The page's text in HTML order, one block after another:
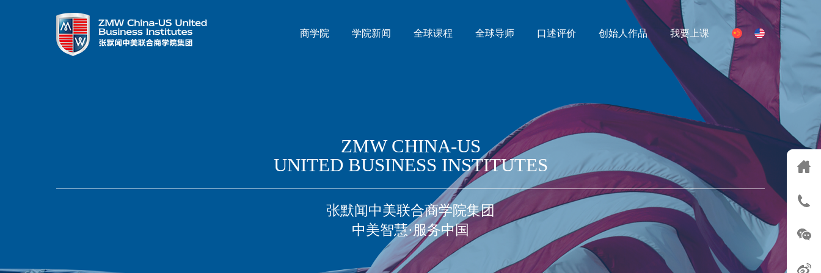
商学院 学院新闻 全球课程 全球导师 口述评价 创始人作品 我要上课
ZMW CHINA-US
UNITED BUSINESS INSTITUTES
张默闻中美联合商学院集团
中美智慧·服务中国